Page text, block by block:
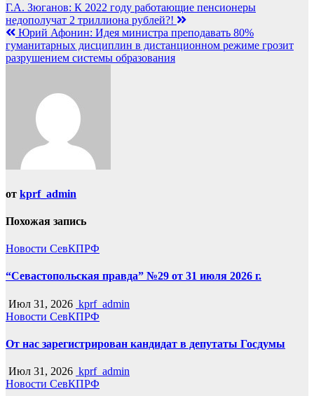
Навигация
по
записям
Г.А. Зюганов: К 2022 году работающие пенсионеры
недополучат 2 триллиона рублей?!
Юрий Афонин: Идея министра преподавать 80%
гуманитарных дисциплин в дистанционном режиме грозит
разрушением системы образования
от kprf_admin
Похожая запись
Новости СевКПРФ
“Севастопольская правда” №29 от 31 июля 2026 г.
Июл 31, 2026 kprf_admin
Новости СевКПРФ
От нас зарегистрирован кандидат в депутаты Госдумы
Июл 31, 2026 kprf_admin
Новости СевКПРФ